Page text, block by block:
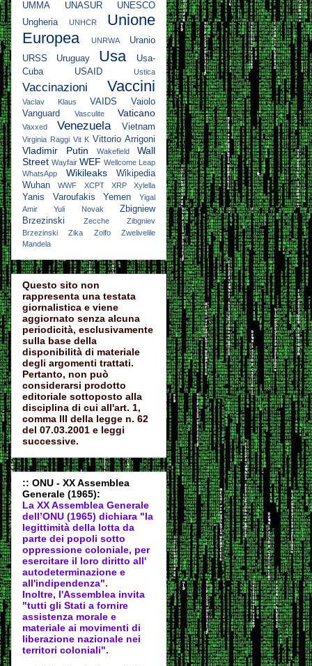
UMMA UNASUR
UNESCO
Ungheria
UNHCR
Unione
Europea
UNRWA
Uranio
URSS
Uruguay Usa
Usa-
Cuba
USAID Ustica
Vaccinazioni Vaccini
Vaclav Klaus VAIDS
Vaiolo
Vanguard
Vasculite Vaticano
Vaxxed Venezuela Vietnam
Virginia Raggi Vit K Vittorio Arrigoni
Vladimir Putin Wakefield
Wall
Street Wayfair WEF Wellcome Leap
WhatsApp
Wikileaks
Wikipedia
Wuhan
WWF XCPT XRP Xylella
Yanis Varoufakis Yemen
Yigal
Amir
Yuli Novak
Zbigniew
Brzezinski
Zecche
Zibgniev
Brzezinski
Zika Zolfo
Zwelivelile
Mandela
Questo sito non
rappresenta una testata
giornalistica e viene
aggiornato senza alcuna
periodicità, esclusivamente
sulla base della
disponibilità di materiale
degli argomenti trattati.
Pertanto, non può
considerarsi prodotto
editoriale sottoposto alla
disciplina di cui all'art. 1,
comma III della legge n. 62
del 07.03.2001 e leggi
successive.
:: ONU - XX Assemblea
Generale (1965):
La XX Assemblea Generale
dell’ONU (1965) dichiara "la
legittimità della lotta da
parte dei popoli sotto
oppressione coloniale, per
esercitare il loro diritto all'
autodeterminazione e
all'indipendenza".
Inoltre, l'Assemblea invita
"tutti gli Stati a fornire
assistenza morale e
materiale ai movimenti di
liberazione nazionale nei
territori coloniali".